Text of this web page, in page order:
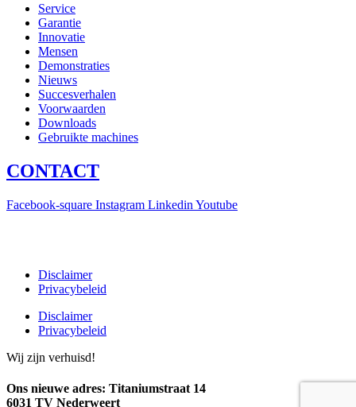
Service
Garantie
Innovatie
Mensen
Demonstraties
Nieuws
Succesverhalen
Voorwaarden
Downloads
Gebruikte machines
CONTACT
Facebook-square Instagram Linkedin Youtube
Disclaimer
Privacybeleid
Disclaimer
Privacybeleid
Wij zijn verhuisd!
Ons nieuwe adres: Titaniumstraat 14
6031 TV Nederweert